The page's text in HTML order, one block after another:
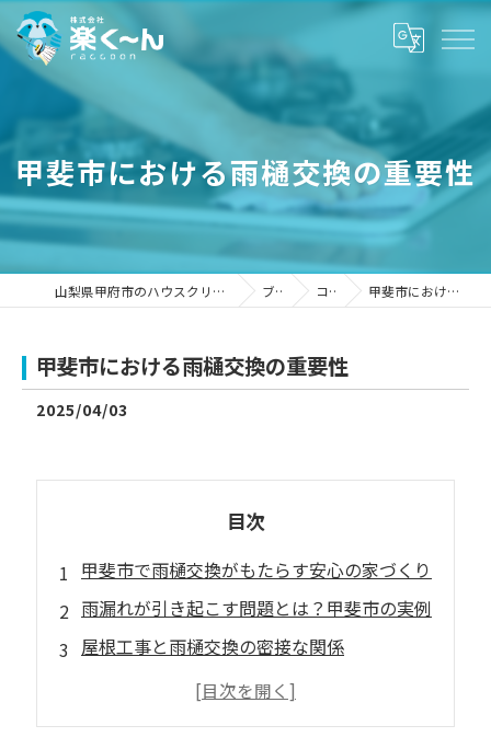
甲斐市における雨樋交換の重要性
山梨県甲府市のハウスクリーニングなら株式会社楽く～ん ブログ コラム 甲斐市における雨樋交換の重要性
甲斐市における雨樋交換の重要性
2025/04/03
目次
甲斐市で雨樋交換がもたらす安心の家づくり
雨漏れが引き起こす問題とは？甲斐市の実例
屋根工事と雨樋交換の密接な関係
甲斐市における雨樋交換の手順とポイント
信頼できる業者選びが生む晴れた未来